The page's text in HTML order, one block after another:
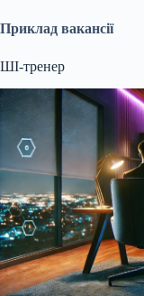
Приклад вакансії
ШІ-тренер